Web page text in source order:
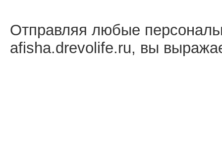
Отправляя любые
afisha.drevolife.ru, вы